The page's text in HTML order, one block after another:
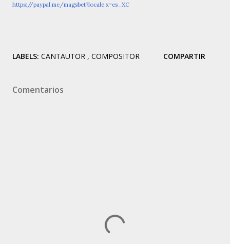
https://paypal.me/magsbet?locale.x=es_XC
LABELS: CANTAUTOR COMPOSITOR COMPARTIR
Comentarios